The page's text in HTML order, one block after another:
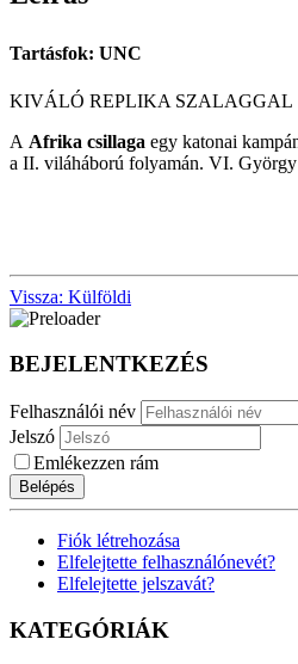
Tartásfok: UNC
KIVÁLÓ REPLIKA SZALAGGAL
A Afrika csillaga egy katonai
a II. viláháború folyamán. VI.
Vissza: Külföldi
BEJELENTKEZÉS
Felhasználói név
Jelszó
Emlékezzen rám
Belépés
Fiók létrehozása
Elfelejtette felhasználónevét?
Elfelejtette jelszavát?
KATEGÓRIÁK